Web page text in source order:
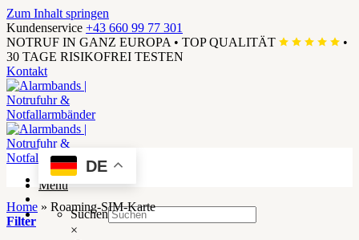
Zum Inhalt springen
Kundenservice +43 660 99 77 301
NOTRUF IN GANZ EUROPA • TOP QUALITÄT
•
30 TAGE RISIKOFREI TESTEN
Kontakt
Menü
Suchen
×
DE
Home » Roaming-SIM-Karte
Filter